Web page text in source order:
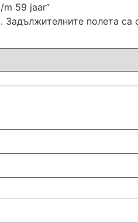
m 59 jaar”
Задължителните полета са